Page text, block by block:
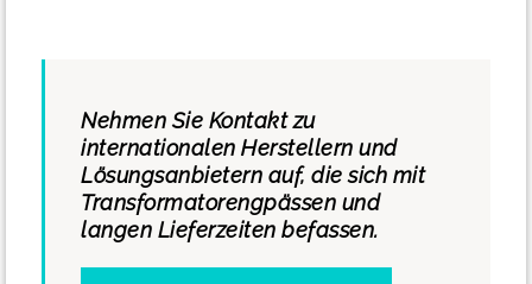
Nehmen Sie Kontakt zu
internationalen Herstellern und
Lösungsanbietern auf, die sich mit
Transformatorengpässen und
langen Lieferzeiten befassen.